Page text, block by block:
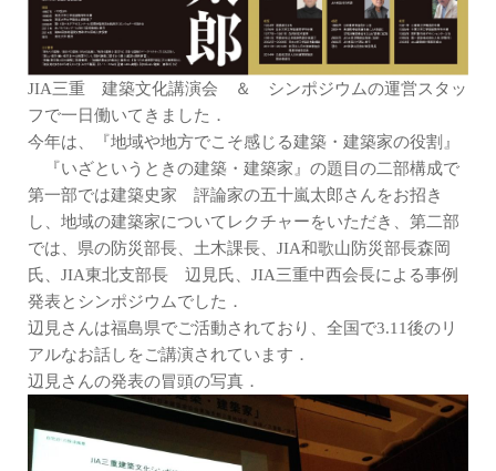
JIA三重 建築文化講演会 ＆ シンポジウムの運営スタッ
フで一日働いてきました．
今年は、『地域や地方でこそ感じる建築・建築家の役割』
『いざというときの建築・建築家』の題目の二部構成で
第一部では建築史家 評論家の五十嵐太郎さんをお招き
し、地域の建築家についてレクチャーをいただき、第二部
では、県の防災部長、土木課長、JIA和歌山防災部長森岡
氏、JIA東北支部長 辺見氏、JIA三重中西会長による事例
発表とシンポジウムでした．
辺見さんは福島県でご活動されており、全国で3.11後のリ
アルなお話しをご講演されています．
辺見さんの発表の冒頭の写真．